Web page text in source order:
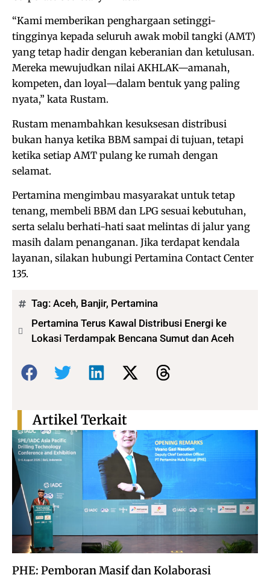
“Kami memberikan penghargaan setinggi-
tingginya kepada seluruh awak mobil tangki (AMT)
yang tetap hadir dengan keberanian dan ketulusan.
Mereka mewujudkan nilai AKHLAK—amanah,
kompeten, dan loyal—dalam bentuk yang paling
nyata,” kata Rustam.
Rustam menambahkan kesuksesan distribusi
bukan hanya ketika BBM sampai di tujuan, tetapi
ketika setiap AMT pulang ke rumah dengan
selamat.
Pertamina mengimbau masyarakat untuk tetap
tenang, membeli BBM dan LPG sesuai kebutuhan,
serta selalu berhati-hati saat melintas di jalur yang
masih dalam penanganan. Jika terdapat kendala
layanan, silakan hubungi Pertamina Contact Center
135.
Tag: Aceh, Banjir, Pertamina
Pertamina Terus Kawal Distribusi Energi ke
Lokasi Terdampak Bencana Sumut dan Aceh
Bagikan:
PHE: Pemboran Masif dan Kolaborasi
Artikel Terkait